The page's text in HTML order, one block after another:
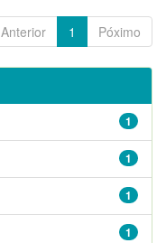
Anterior 1 Póximo
1
1
1
1